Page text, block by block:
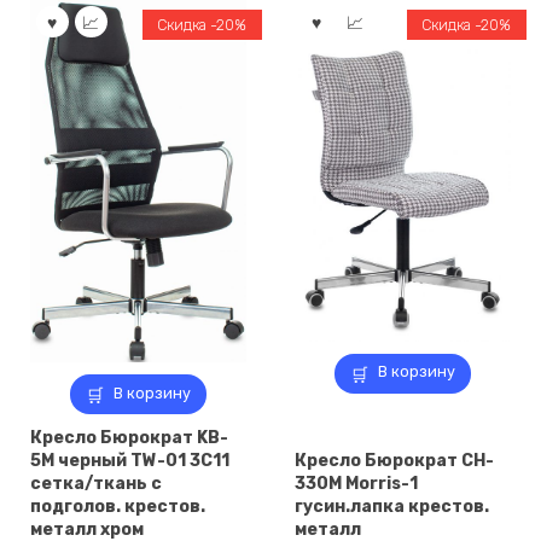
В корзину
Скидка -20%
Кресло Бюрократ KB-
5M черный TW-01 3C11
сетка/ткань с
подголов. крестов.
металл хром
В корзину
Скидка -20%
Кресло Бюрократ CH-
330M Morris-1
гусин.лапка крестов.
металл